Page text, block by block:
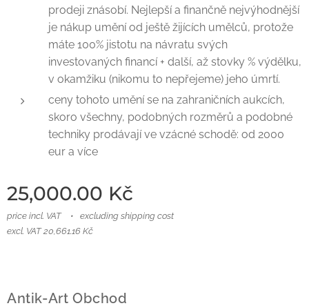
prodeji znásobí. Nejlepší a finančně nejvýhodnější
je nákup umění od ještě žijících umělců, protože
máte 100% jistotu na návratu svých
investovaných financí + další, až stovky % výdělku,
v okamžiku (nikomu to nepřejeme) jeho úmrtí.
ceny tohoto umění se na zahraničních aukcích,
skoro všechny, podobných rozměrů a podobné
techniky prodávají ve vzácné schodě: od 2000
eur a více
25,000.00 Kč
price incl. VAT
excluding shipping cost
excl. VAT 20,661.16 Kč
Antik-Art Obchod